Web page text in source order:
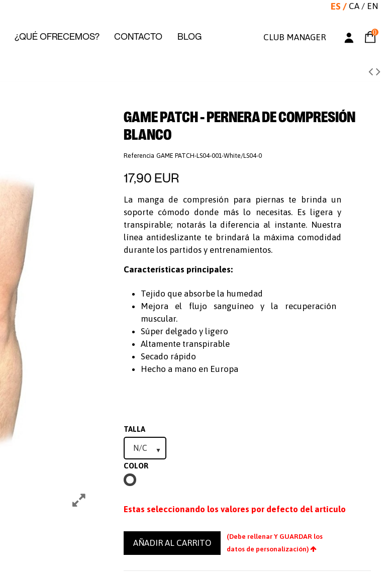
ES / CA / EN
¿QUÉ OFRECEMOS? CONTACTO BLOG 0
CLUB MANAGER
GAME PATCH - PERNERA DE COMPRESIÓN
BLANCO
Referencia GAME PATCH-LS04-001-White/LS04-0
17,90 EUR
La manga de compresión para piernas te brinda un
soporte cómodo donde más lo necesitas. Es ligera y
transpirable; notarás la diferencia al instante. Nuestra
línea antideslizante te brindará la máxima comodidad
durante los partidos y entrenamientos.
Características principales:
Tejido que absorbe la humedad
Mejora el flujo sanguíneo y la recuperación
muscular.
Súper delgado y ligero
Altamente transpirable
Secado rápido
Hecho a mano en Europa
TALLA
COLOR
BLANCO
Estas seleccionando los valores por defecto del articulo
AÑADIR AL CARRITO
(Debe rellenar Y GUARDAR los
datos de personalización)